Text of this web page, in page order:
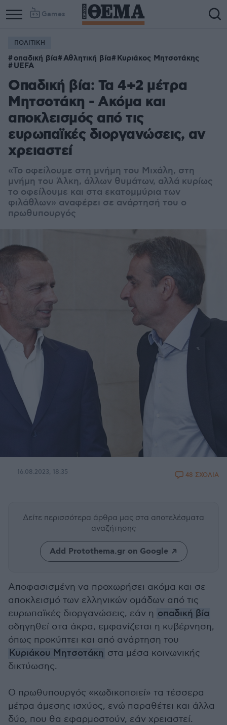
Games
ΠΟΛΙΤΙΚΗ
οπαδική βία Αθλητική βία Κυριάκος Μητσοτάκης
UEFA
Οπαδική βία: Τα 4+2 μέτρα
Μητσοτάκη - Ακόμα και
αποκλεισμός από τις
ευρωπαϊκές διοργανώσεις, αν
χρειαστεί
«Το οφείλουμε στη μνήμη του Μιχάλη, στη
μνήμη του Άλκη, άλλων θυμάτων, αλλά κυρίως
το οφείλουμε και στα εκατομμύρια των
φιλάθλων» αναφέρει σε ανάρτησή του ο
πρωθυπουργός
16.08.2023, 18:35 48 ΣΧΟΛΙΑ
Δείτε περισσότερα άρθρα μας στα αποτελέσματα
αναζήτησης
Add Protothema.gr on Google
Αποφασισμένη να προχωρήσει ακόμα και σε
αποκλεισμό των ελληνικών ομάδων από τις
ευρωπαϊκές διοργανώσεις, εάν η οπαδική βία
οδηγηθεί στα άκρα, εμφανίζεται η κυβέρνηση,
όπως προκύπτει και από ανάρτηση του
Κυριάκου Μητσοτάκη στα μέσα κοινωνικής
δικτύωσης.
Ο πρωθυπουργός «κωδικοποιεί» τα τέσσερα
μέτρα άμεσης ισχύος, ενώ παραθέτει και άλλα
δύο, που θα εφαρμοστούν, εάν χρειαστεί.